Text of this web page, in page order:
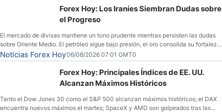
Forex Hoy: Los Iraníes Siembran Dudas sobre
el Progreso
El mercado de divisas mantiene un tono prudente mientras persisten las dudas
sobre Oriente Medio. El petróleo sigue bajo presión, el oro consolida su fortaleza
y los operadores esperan nuevas referencias económicas desde Estados
Unidos.
Noticias Forex Hoy06/08/2026 07:01 GMT0
Forex Hoy: Principales Índices de EE. UU.
Alcanzan Máximos Históricos
Tanto el Dow Jones 30 como el S&P 500 alcanzan máximos históricos; el DAX
encuentra nuevos máximos el martes; SpaceX y AMD son golpeados tras las